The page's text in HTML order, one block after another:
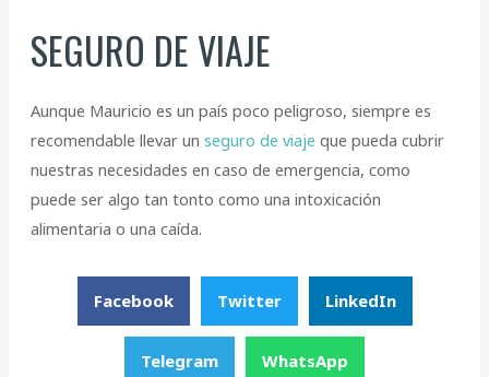
SEGURO DE VIAJE
Aunque Mauricio es un país poco peligroso, siempre es
recomendable llevar un seguro de viaje que pueda cubrir
nuestras necesidades en caso de emergencia, como
puede ser algo tan tonto como una intoxicación
alimentaria o una caída.
Facebook Twitter LinkedIn
Telegram WhatsApp